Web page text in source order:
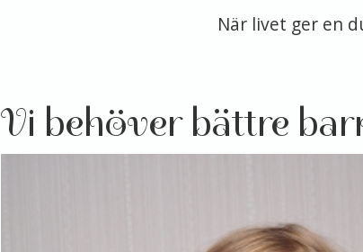
När livet ger en
Vi behöver bättre